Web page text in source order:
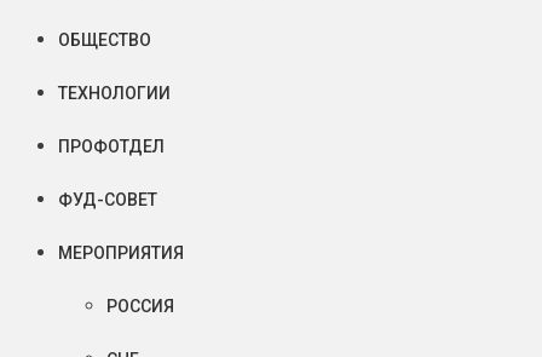
ОБЩЕСТВО
ТЕХНОЛОГИИ
ПРОФОТДЕЛ
ФУД-СОВЕТ
МЕРОПРИЯТИЯ
РОССИЯ